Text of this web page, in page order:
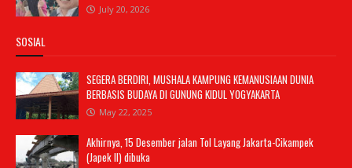
July 20, 2026
SOSIAL
SEGERA BERDIRI, MUSHALA KAMPUNG KEMANUSIAAN DUNIA
BERBASIS BUDAYA DI GUNUNG KIDUL YOGYAKARTA
May 22, 2025
Akhirnya, 15 Desember jalan Tol Layang Jakarta-Cikampek
(Japek II) dibuka